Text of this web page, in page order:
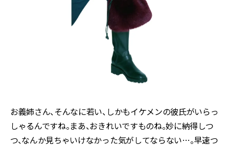
お義姉さん、そんなに若い、しかもイケメンの彼氏がいらっ
しゃるんですね。まあ、おきれいですものね。妙に納得しつ
つ、なんか見ちゃいけなかった気がしてならない…。早速つ